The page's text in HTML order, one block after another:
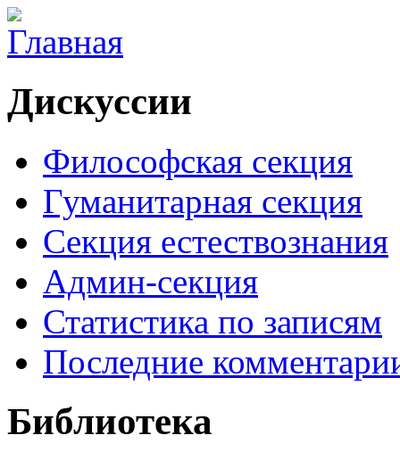
Дискуссии
Философская секция
Гуманитарная секция
Секция естествознания
Админ-секция
Статистика по записям
Последние
Библиотека